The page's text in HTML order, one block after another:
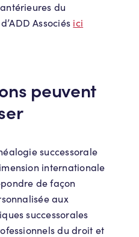
du
Associés ici
peuvent
successorale
internationale
de façon
aux
successorales
du droit et